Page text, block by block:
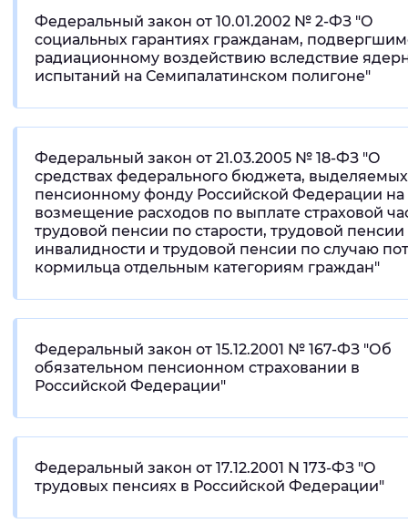
Федеральный закон от 10.01.2002 № 2-ФЗ "О
социальных гарантиях гражданам,
радиационному воздействию вследствие
испытаний на Семипалатинском полигоне"
Федеральный закон от 21.03.2005 № 18-ФЗ "О
средствах федерального бюджета, выделяемых
пенсионному фонду Российской Федерации на
возмещение расходов по выплате страховой
трудовой пенсии по старости, трудовой пенсии
инвалидности и трудовой пенсии по случаю
кормильца отдельным категориям граждан"
Федеральный закон от 15.12.2001 № 167-ФЗ "Об
обязательном пенсионном страховании в
Российской Федерации"
Федеральный закон от 17.12.2001 N 173-ФЗ "О
трудовых пенсиях в Российской Федерации"